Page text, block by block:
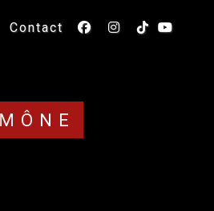
Contact